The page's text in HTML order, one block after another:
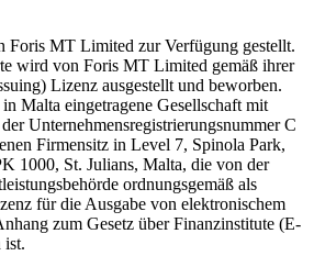
Foris MT Limited zur Verfügung gestellt.
wird von Foris MT Limited gemäß ihrer
Lizenz ausgestellt und beworben.
Malta eingetragene Gesellschaft mit
Unternehmensregistrierungsnummer C
Firmensitz in Level 7, Spinola Park,
1000, St. Julians, Malta, die von der
ordnungsgemäß als
für die Ausgabe von elektronischem
zum Gesetz über Finanzinstitute (E-
ist.